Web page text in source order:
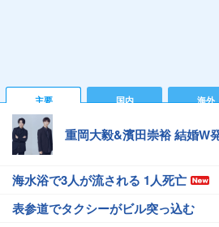
主要 国内 海外
重岡大毅&濱田崇裕 結婚W
海水浴で3人が流される 1人死亡
表参道でタクシーがビル突っ込む